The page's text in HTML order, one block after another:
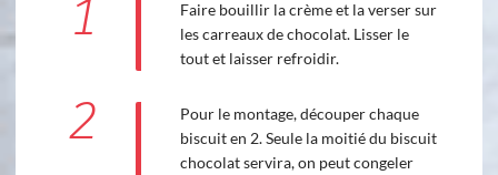
1
Faire bouillir la crème et la verser sur
les carreaux de chocolat. Lisser le
tout et laisser refroidir.
2
Pour le montage, découper chaque
biscuit en 2. Seule la moitié du biscuit
chocolat servira, on peut congeler